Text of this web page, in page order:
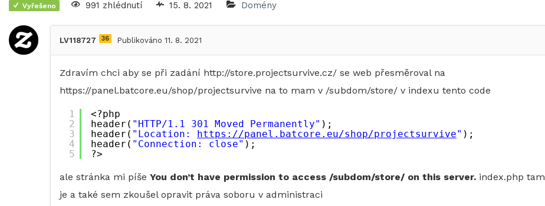
Vyřešeno 991 zhlédnutí 15. 8. 2021 Domény
LV118727 36 Publikováno 11. 8. 2021
Zdravím chci aby se při zadání http://store.projectsurvive.cz/ se web přesměroval na
https://panel.batcore.eu/shop/projectsurvive na to mam v /subdom/store/ v indexu tento code
1
2
3
4
5
<?php
header( "HTTP/1.1 301 Moved Permanently" );
header( "Location: https://panel.batcore.eu/shop/projectsurvive" );
header( "Connection: close" );
?>
ale stránka mi píše You don’t have permission to access /subdom/store/ on this server. index.php tam
je a také sem zkoušel opravit práva soboru v administraci